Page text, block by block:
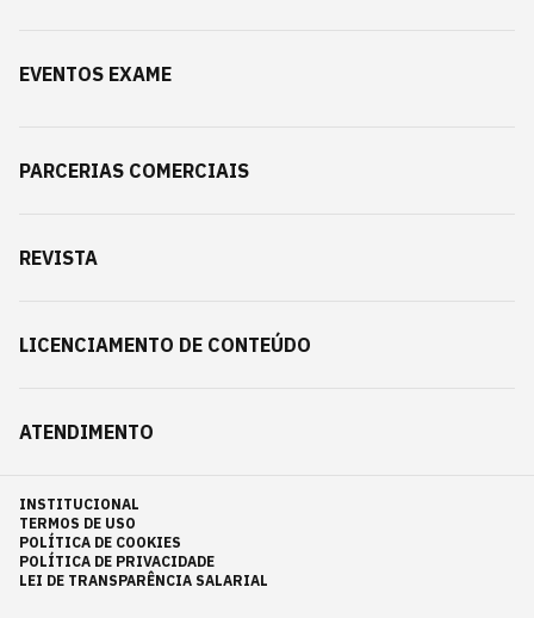
EVENTOS EXAME
PARCERIAS COMERCIAIS
REVISTA
LICENCIAMENTO DE CONTEÚDO
ATENDIMENTO
INSTITUCIONAL
TERMOS DE USO
POLÍTICA DE COOKIES
POLÍTICA DE PRIVACIDADE
LEI DE TRANSPARÊNCIA SALARIAL